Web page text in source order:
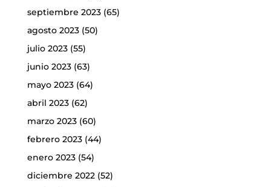
septiembre 2023(65)
agosto 2023(50)
julio 2023(55)
junio 2023(63)
mayo 2023(64)
abril 2023(62)
marzo 2023(60)
febrero 2023(44)
enero 2023(54)
diciembre 2022(52)